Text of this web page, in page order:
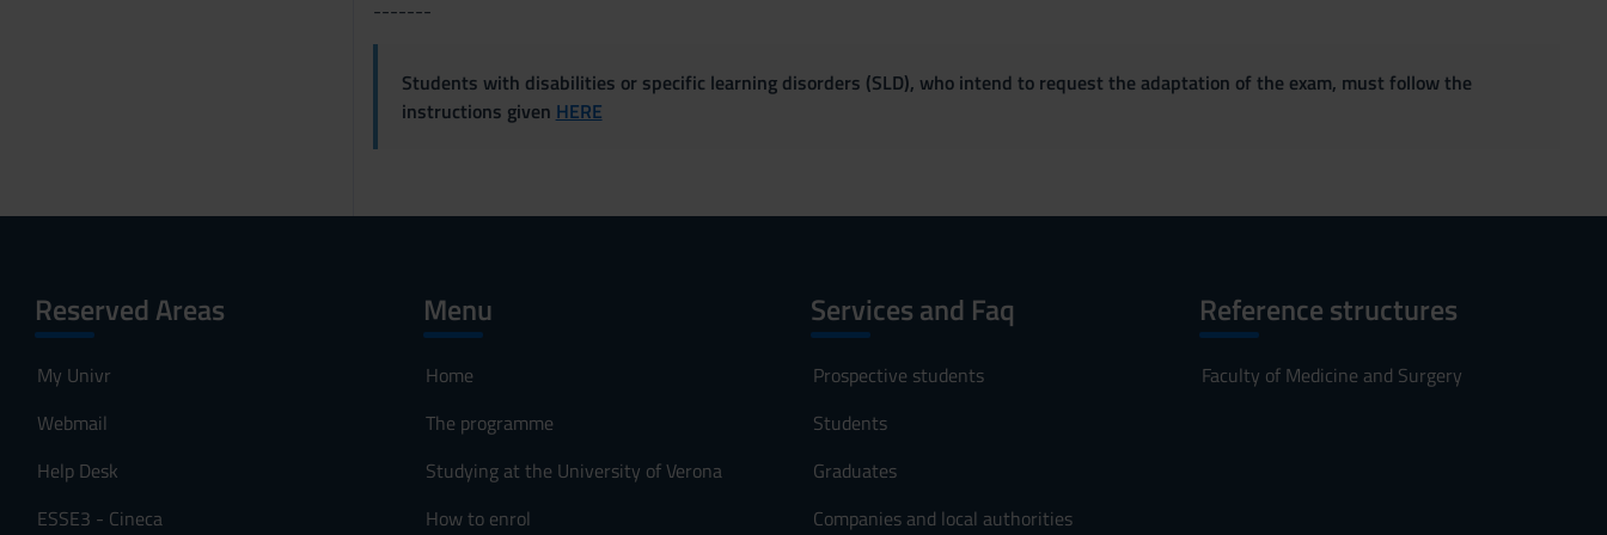
-------
Students with disabilities or specific learning disorders (SLD), who intend to request the adaptation of the exam, must follow the
instructions given HERE
Reserved Areas
My Univr
Webmail
Help Desk
ESSE3 - Cineca
Menu
Home
The programme
Studying at the University of Verona
How to enrol
Services and Faq
Prospective students
Students
Graduates
Companies and local authorities
Reference structures
Faculty of Medicine and Surgery